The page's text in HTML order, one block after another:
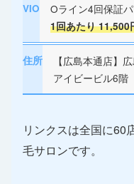
VIO Oライン4回保証
1回あたり 11,500
住所
【広島本通店】
アイビービル6階
リンクスは全国に60
毛サロンです。